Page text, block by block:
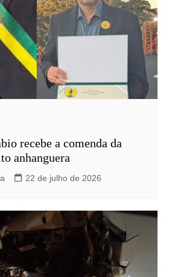
recebe a comenda da
anhanguera
22 de julho de 2026